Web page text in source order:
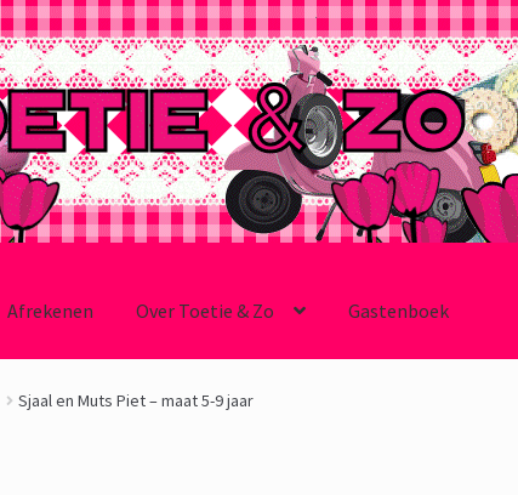
Afrekenen Over Toetie & Zo Gastenboek
Sjaal en Muts Piet – maat 5-9 jaar